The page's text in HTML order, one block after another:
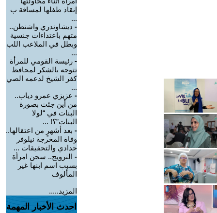
إنقاذ طفلها لمسافة ب
...
- ديشاوندري واشنطن..
متهم باعتداءات جنسية
وبطل في الملاعب اللب
...
- رئيسة القومي للمرأة
تتوجه بالشكر لمحافظ
كفر الشيخ لدعمه الصي
...
- عزيزي عمرو دياب..
من أين جئت بصورة
البنات في “لولا
البنات”؟! ...
- بعد أشهرٍ من اعتقالها..
وفاة المخرجة نيلوفر
حدادي والتحقيقات ...
- النرويج.. سجن امرأة
بسبب اسم ابنها غير
المألوف
المزيد.....
احدث الأخبار المهمة